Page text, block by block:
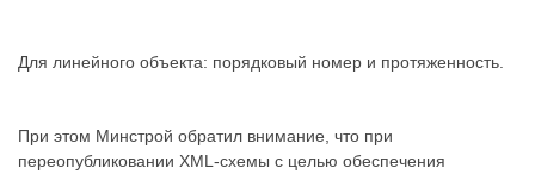
Для линейного объекта: порядковый номер и протяженность.
При этом Минстрой обратил внимание, что при
переопубликовании XML-схемы с целью обеспечения